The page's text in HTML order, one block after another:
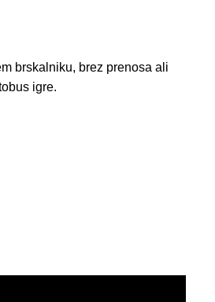
brskalniku, brez prenosa ali
igre.